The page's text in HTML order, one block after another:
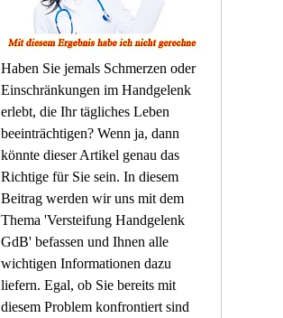
Haben Sie jemals Schmerzen oder
Einschränkungen im Handgelenk
erlebt, die Ihr tägliches Leben
beeinträchtigen? Wenn ja, dann
könnte dieser Artikel genau das
Richtige für Sie sein. In diesem
Beitrag werden wir uns mit dem
Thema 'Versteifung Handgelenk
GdB' befassen und Ihnen alle
wichtigen Informationen dazu
liefern. Egal, ob Sie bereits mit
diesem Problem konfrontiert sind